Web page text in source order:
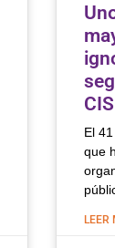
El
que
LEER